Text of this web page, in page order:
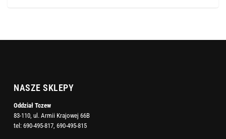
NASZE SKLEPY
Oddział Tczew
83-110, ul. Armii Krajowej 66B
tel: 690-495-817, 690-495-815